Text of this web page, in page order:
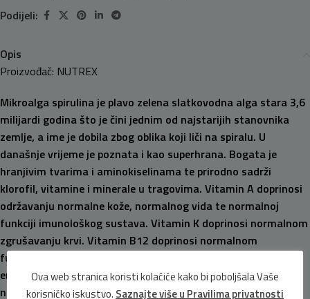
Podijeli:
Opis
Proizvođač: NUTREX
Mikroalga spirulina je plavo zelena slatkovodna alga stara 3,6
milijardi godina što je čini jednim od najstarijih stanovnika
zemlje, a ime je dobila zbog oblika koji liči na spiralu. U
današnje vrijeme je poznata i kao superhrana. Bogata je
hranjivim tvarima i aminokiselinama te prirodno sadrži
klorofil, vitamine i minerale u tragovima. Vitamin A doprinosi
održavanju normalne kože, normalnog vida te normalnoj
funkciji imunološkog sustava. Vitamin K doprinosi normalnom
zgrušavanju krvi. Vitamin B12 doprinosi normalnom
funkcioniranju živčanog sustava, metabolizmu stvaranja
energije te smanjenju umora i iscrpljenosti. Željezo doprinosi
normalnoj kognitivnoj funkciji, normalnom stvaranju crvenih
Ova web stranica koristi kolačiće kako bi poboljšala Vaše
korisničko iskustvo. Saznajte više u Pravilima privatnosti